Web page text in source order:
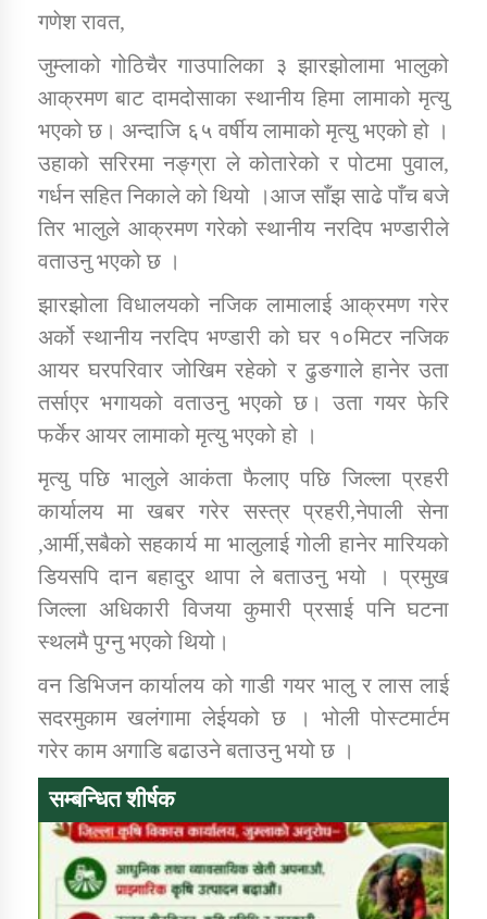
सामाजिक बिकास कार्यालय जुम्लाकाे सुचना
कार्यक्रम कार्यान्वयन एकाई जुम्लाको सुचना
कर्णाली प्राविधि शिक्षालय जुम्लाको सुचना
तातोपानी गाउँपालिकाको न्यायिक समिति सम्बन्धी सन्देश
तातोपानी गाउँपालिका जुम्लाको महिला तथा लैङ्गिक हिंसा
सम्बन्धी सूचना सन्देश
तातोपानी गाउँपालिका जुम्लाको महिनावारी सम्बन्धिकाे
गणेश रावत,
जुम्लाको गोठिचैर गाउपालिका ३ झारझोलामा भालुको
आक्रमण बाट दामदोसाका स्थानीय हिमा लामाको मृत्यु
भएको छ। अन्दाजि ६५ वर्षीय लामाको मृत्यु भएको हो ।
उहाको सरिरमा नङ्ग्रा ले कोतारेको र पोटमा पुवाल,
गर्धन सहित निकाले को थियो ।आज साँझ साढे पाँच बजे
तिर भालुले आक्रमण गरेको स्थानीय नरदिप भण्डारीले
वताउनु भएको छ ।
झारझोला विधालयको नजिक लामालाई आक्रमण गरेर
अर्को स्थानीय नरदिप भण्डारी को घर १०मिटर नजिक
आयर घरपरिवार जोखिम रहेको र ढुङगाले हानेर उता
तर्साएर भगायको वताउनु भएको छ। उता गयर फेरि
फर्केर आयर लामाको मृत्यु भएको हो ।
मृत्यु पछि भालुले आकंता फैलाए पछि जिल्ला प्रहरी
कार्यालय मा खबर गरेर सस्त्र प्रहरी,नेपाली सेना
,आर्मी,सबैको सहकार्य मा भालुलाई गोली हानेर मारियको
डियसपि दान बहादुर थापा ले बताउनु भयो । प्रमुख
जिल्ला अधिकारी विजया कुमारी प्रसाई पनि घटना
स्थलमै पुग्नु भएको थियो।
वन डिभिजन कार्यालय को गाडी गयर भालु र लास लाई
सदरमुकाम खलंगामा लेईयको छ । भोली पोस्टमार्टम
गरेर काम अगाडि बढाउने बताउनु भयो छ ।
सम्बन्धित शीर्षक